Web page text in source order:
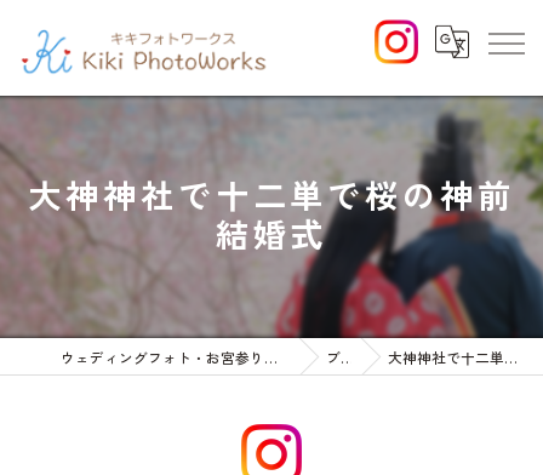
大神神社で十二単で桜の神前
結婚式
ウェディングフォト・お宮参りや七五三等のファミリーフォト ブログ 大神神社で十二単で桜の神前結婚式